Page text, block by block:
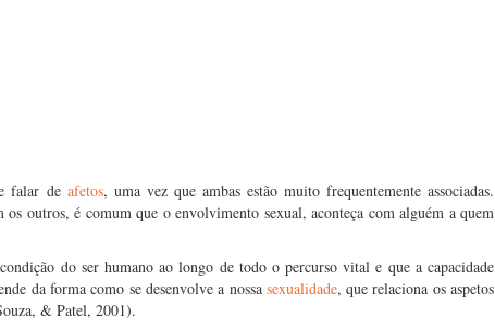
falar de afetos, uma vez que ambas estão muito frequentemente associadas.
outros, é comum que o envolvimento sexual, aconteça com alguém a quem
do ser humano ao longo de todo o percurso vital e que a capacidade
da forma como se desenvolve a nossa sexualidade, que relaciona os aspetos
& Patel, 2001).